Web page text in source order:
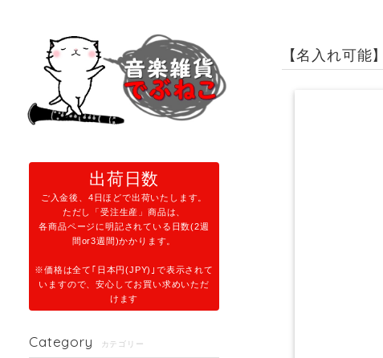
出荷日数
ご入金後、4日ほどで出荷いたします。
ただし「受注生産」商品は、
各商品ページに明記されている日数(2週
間or3週間)かかります。
※価格は全て｢日本円(JPY)｣で表示されて
いますので、安心してお買い求めいただ
けます
Category カテゴリー
【名入れ可